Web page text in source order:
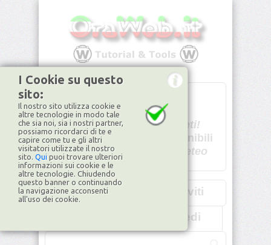
U - -
Spiacenti!
non disponibili
Dati meteo
©2026ilMeteo.it
Iscriviti
Accedi
I Cookie su questo
sito:
Il nostro sito utilizza cookie e
altre tecnologie in modo tale
che sia noi, sia i nostri partner,
possiamo ricordarci di te e
capire come tu e gli altri
visitatori utilizzate il nostro
sito. Qui puoi trovare ulteriori
informazioni sui cookie e le
altre tecnologie. Chiudendo
questo banner o continuando
la navigazione acconsenti
all'uso dei cookie.